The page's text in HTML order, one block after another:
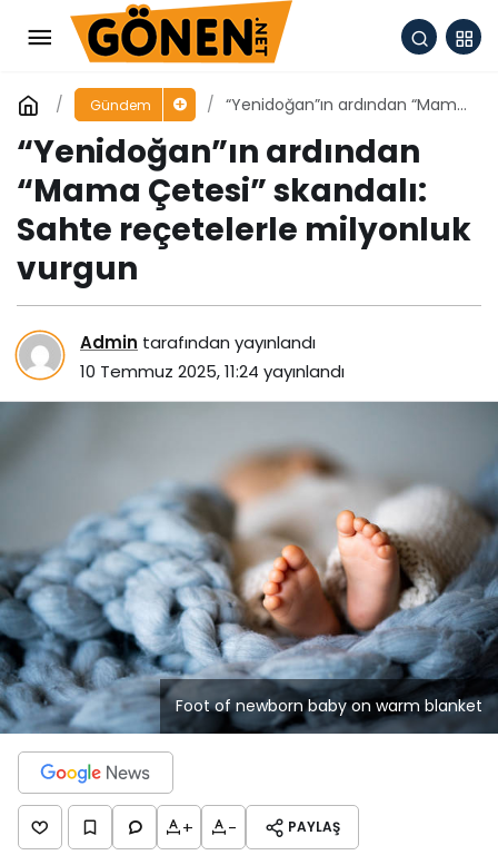
Gündem
“Yenidoğan”ın ardından “Mama
reçetelerle milyonluk vurgun
“Yenidoğan”ın ardından
“Mama Çetesi” skandalı:
Sahte reçetelerle milyonluk
vurgun
Admin tarafından yayınlandı
10 Temmuz 2025, 11:24 yayınlandı
Foot of newborn baby on warm blanket
+ - PAYLAŞ